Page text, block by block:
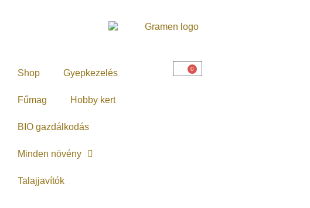
Shop Gyepkezelés
Fűmag Hobby kert
BIO gazdálkodás
Minden növény
Talajjavítók
0